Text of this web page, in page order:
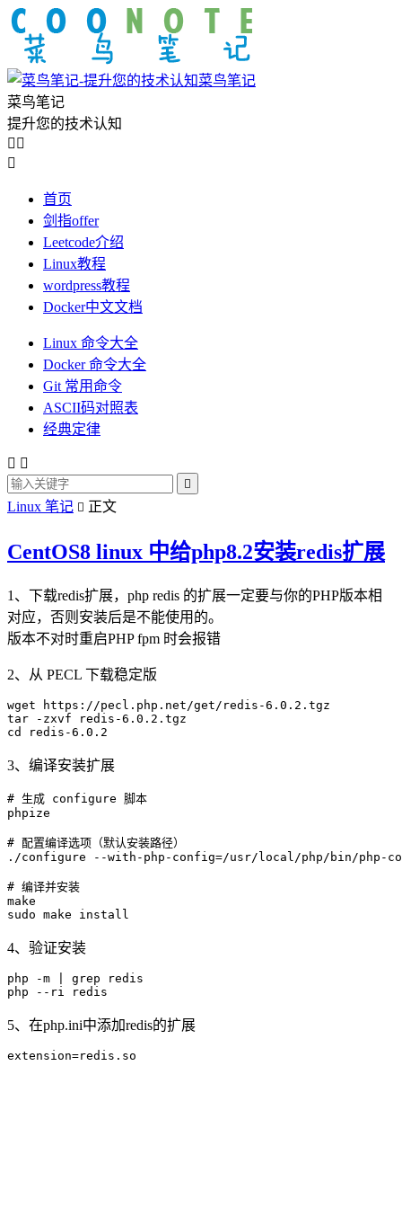
菜鸟笔记
菜鸟笔记
提升您的技术认知
 

首页
剑指offer
Leetcode介绍
Linux教程
wordpress教程
Docker中文文档
Linux 命令大全
Docker 命令大全
Git 常用命令
ASCII码对照表
经典定律
 

Linux 笔记  正文
CentOS8 linux 中给php8.2安装redis扩展
1、下载redis扩展，php redis 的扩展一定要与你的PHP版本相
对应，否则安装后是不能使用的。
版本不对时重启PHP fpm 时会报错
2、从 PECL 下载稳定版
wget https://pecl.php.net/get/redis-6.0.2.tgz
tar -zxvf redis-6.0.2.tgz
3、编译安装扩展
# 生成 configure 脚本
phpize
# 配置编译选项（默认安装路径）
./configure --with-php-config=/usr/local/php/bin/php-
# 编译并安装
make
4、验证安装
php -m | grep redis
5、在php.ini中添加redis的扩展